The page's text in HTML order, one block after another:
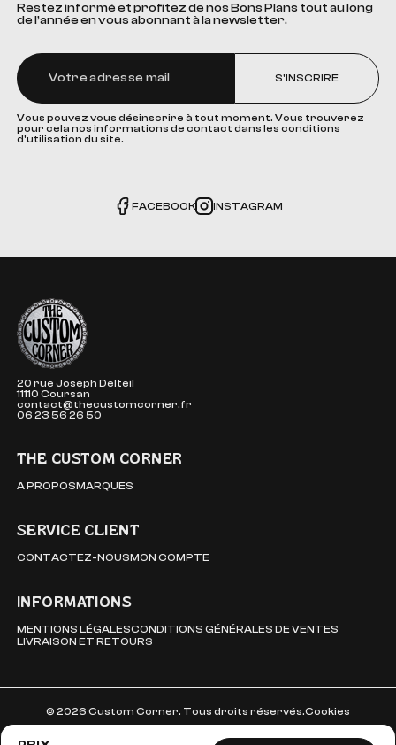
Restez informé et profitez de nos Bons Plans tout au long
de l’année en vous abonnant à la newsletter.
S'INSCRIRE
Vous pouvez vous désinscrire à tout moment. Vous trouverez
pour cela nos informations de contact dans les conditions
d'utilisation du site.
FACEBOOK INSTAGRAM
The Custom Corner
20 rue Joseph Delteil
11110 Coursan
contact@thecustomcorner.fr
06 23 56 26 50
THE CUSTOM CORNER
A PROPOSMARQUES
SERVICE CLIENT
CONTACTEZ-NOUSMON COMPTE
INFORMATIONS
MENTIONS LÉGALESCONDITIONS GÉNÉRALES DE VENTES
LIVRAISON ET RETOURS
© 2026 Custom Corner. Tous droits réservés.Cookies